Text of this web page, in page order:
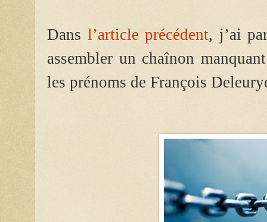
Dans l’article précédent, j’ai
assembler un chaînon
les prénoms de François